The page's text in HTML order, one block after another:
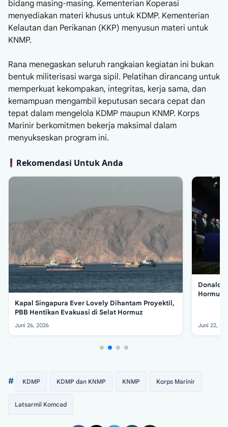
bidang masing-masing. Kementerian Koperasi
menyediakan materi khusus untuk KDMP. Kementerian
Kelautan dan Perikanan (KKP) menyusun materi untuk
KNMP.
Rana menegaskan seluruh rangkaian kegiatan ini bukan
bentuk militerisasi warga sipil. Pelatihan dirancang untuk
memperkuat kekompakan, integritas, kerja sama, dan
kemampuan mengambil keputusan secara cepat dan
tepat dalam mengelola KDMP maupun KNMP. Korps
Marinir berkomitmen bekerja maksimal dalam
menyukseskan program ini.
Rekomendasi Untuk Anda
Kapal Singapura Ever Lovely Dihantam Proyektil,
PBB Hentikan Evakuasi di Selat Hormuz
Juni 26, 2026
Donald
Hormuz
Juni 22,
# KDMP KDMP dan KNMP KNMP Korps Marinir
Latsarmil Komcad